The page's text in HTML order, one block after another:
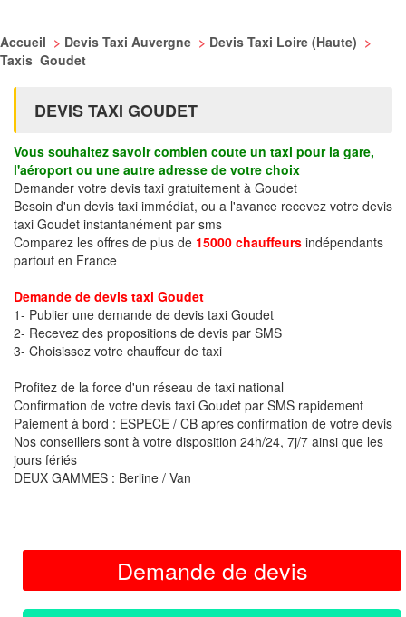
Accueil > Devis Taxi Auvergne > Devis Taxi Loire (Haute) >
Taxis Goudet
DEVIS TAXI GOUDET
Vous souhaitez savoir combien coute un taxi pour la gare,
l'aéroport ou une autre adresse de votre choix
Demander votre devis taxi gratuitement à Goudet
Besoin d'un devis taxi immédiat, ou a l'avance recevez votre devis
taxi Goudet instantanément par sms
Comparez les offres de plus de 15000 chauffeurs indépendants
partout en France
Demande de devis taxi Goudet
1- Publier une demande de devis taxi Goudet
2- Recevez des propositions de devis par SMS
3- Choisissez votre chauffeur de taxi
Profitez de la force d'un réseau de taxi national
Confirmation de votre devis taxi Goudet par SMS rapidement
Paiement à bord : ESPECE / CB apres confirmation de votre devis
Nos conseillers sont à votre disposition 24h/24, 7j/7 ainsi que les
jours fériés
DEUX GAMMES : Berline / Van
Demande de devis